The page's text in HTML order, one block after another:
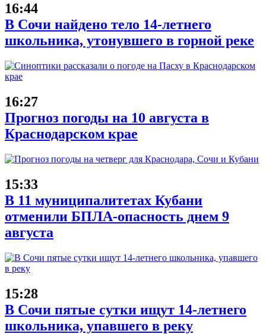
16:44
В Сочи найдено тело 14-летнего
школьника, утонувшего в горной реке
16:27
Прогноз погоды на 10 августа в
Краснодарском крае
15:33
В 11 муниципалитетах Кубани
отменили БПЛА-опасность днем 9
августа
15:28
В Сочи пятые сутки ищут 14-летнего
школьника, упавшего в реку